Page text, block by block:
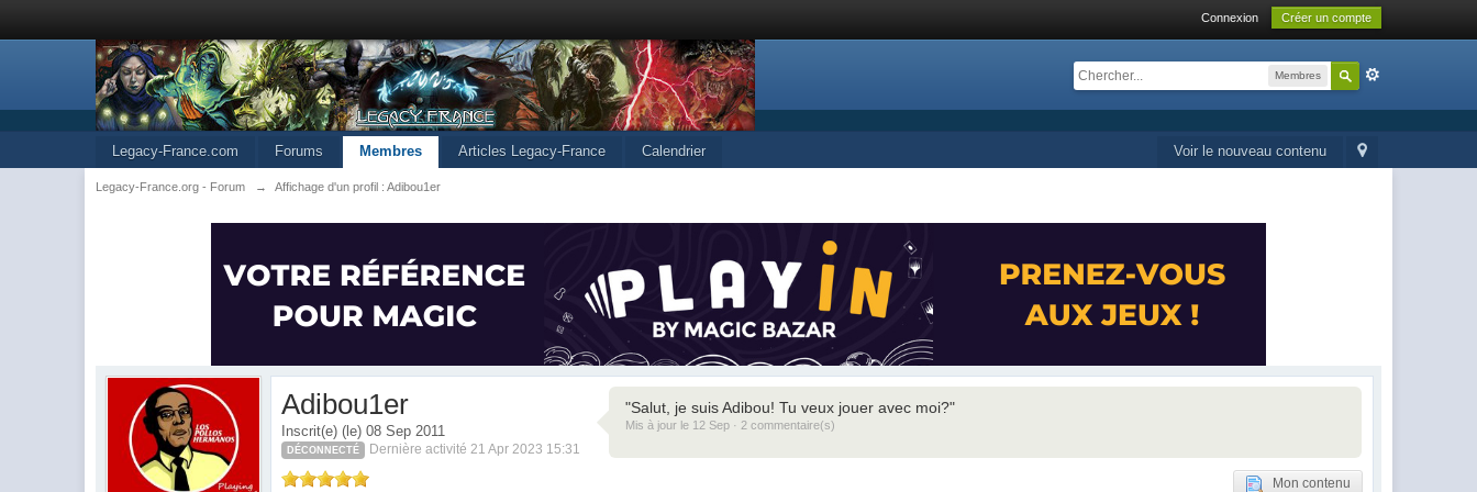
Connexion Créer un compte
Membres
Voir le nouveau contenu
Legacy-France.com Forums Membres Articles Legacy-France Calendrier
Legacy-France.org - Forum → Affichage d'un profil : Adibou1er
Adibou1er
Inscrit(e) (le) 08 Sep 2011
DÉCONNECTÉ Dernière activité 21 Apr 2023 15:31
"Salut, je suis Adibou! Tu veux jouer avec moi?"
Mis à jour le 12 Sep · 2 commentaire(s)
Mon contenu